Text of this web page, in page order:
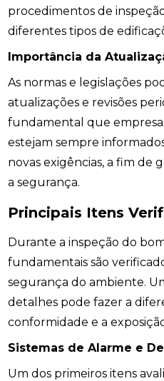
procedimentos de
diferentes tipos de
Importância da
As normas e legislações
atualizações e revisões
fundamental que
estejam sempre
novas exigências, a fim de
a segurança.
Principais Itens
Durante a inspeção do
fundamentais são
segurança do ambiente.
detalhes pode fazer a
conformidade e a
Sistemas de Alarme e
Um dos primeiros itens